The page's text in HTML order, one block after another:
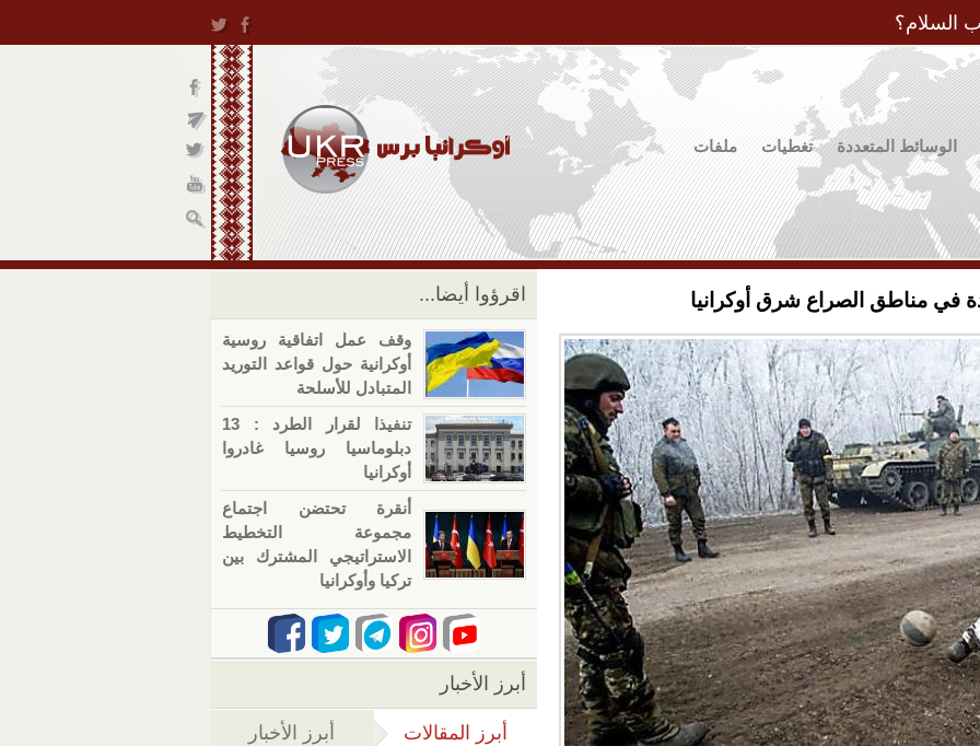
السلام؟
الوسائط المتعددة تغطيات ملفات
في مناطق الصراع شرق أوكرانيا اقرؤوا أيضا...
وقف عمل اتفاقية روسية
أوكرانية حول قواعد التوريد
المتبادل للأسلحة
تنفيذا لقرار الطرد : 13
دبلوماسيا روسيا غادروا
أوكرانيا
أنقرة تحتضن اجتماع
مجموعة التخطيط
الاستراتيجي المشترك بين
تركيا وأوكرانيا
أبرز الأخبار
أبرز المقالات (علامة التبويب النشطة)
أبرز الأخبار